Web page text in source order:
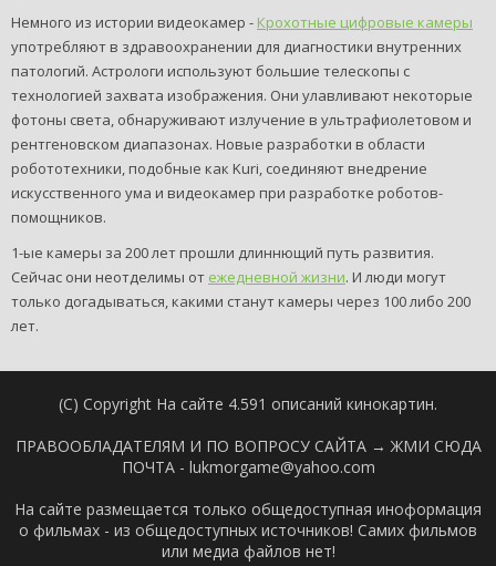
Немного из истории видеокамер - Крохотные цифровые камеры
употребляют в здравоохранении для диагностики внутренних
патологий. Астрологи используют большие телескопы с
технологией захвата изображения. Они улавливают некоторые
фотоны света, обнаруживают излучение в ультрафиолетовом и
рентгеновском диапазонах. Новые разработки в области
робототехники, подобные как Kuri, соединяют внедрение
искусственного ума и видеокамер при разработке роботов-
помощников.
1-ые камеры за 200 лет прошли длиннющий путь развития.
Сейчас они неотделимы от ежедневной жизни. И люди могут
только догадываться, какими станут камеры через 100 либо 200
лет.
(C) Copyright На сайте 4.591 описаний кинокартин.
ПРАВООБЛАДАТЕЛЯМ И ПО ВОПРОСУ САЙТА → ЖМИ СЮДА
ПОЧТА - lukmorgame@yahoo.com
На сайте размещается только общедоступная иноформация
о фильмах - из общедоступных источников! Самих фильмов
или медиа файлов нет!